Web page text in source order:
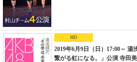
HD
2019年6月9日（日）17:00～ 湯
繋がる虹になる。」公演 寺田